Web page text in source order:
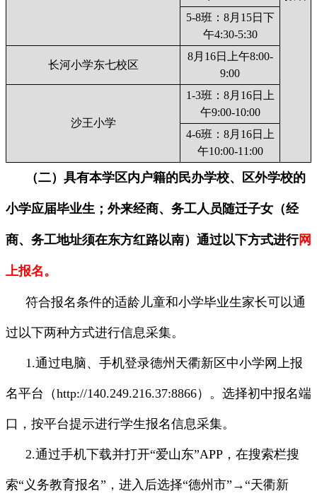
5-8班：8月15日下
午4:30-5:30
长河小学东七校区
8月16日上午8:00-
9:00
沙王小学
1-3班：8月16日上
午9:00-10:00
4-6班：8月16日上
午10:00-11:00
（二）具有本学区内户籍的民办学校、区外学校的
小学应届毕业生；外来经商、务工人员随迁子女（经
商、务工地址须在东方红路以南）通过以下方式进行网
上报名。
符合报名条件的适龄儿童和小学毕业生家长可以通
过以下两种方式进行信息采集。
1.通过电脑、手机登录德州天衢新区中小学网上报
名平台（http://140.249.216.37:8866）。选择初中报名端
口，按平台提示进行学生报名信息采集。
2.通过手机下载并打开“爱山东”APP，在搜索栏搜
索“义务教育报名”，进入后选择“德州市”→“天衢新